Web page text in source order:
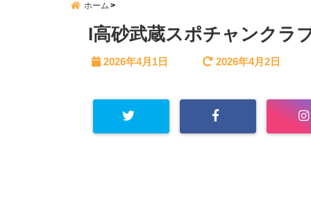
ホーム
I高砂武蔵スポチャンクラ
2026年4月1日 2026年4月2日